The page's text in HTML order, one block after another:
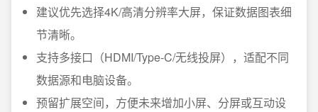
建议优先选择4K/高清分辨率大屏，保证数据图表细
节清晰。
支持多接口（HDMI/Type-C/无线投屏），适配不同
数据源和电脑设备。
预留扩展空间，方便未来增加小屏、分屏或互动设